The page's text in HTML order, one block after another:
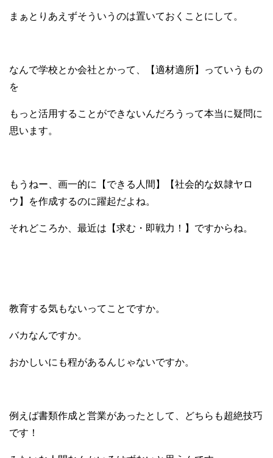
まぁとりあえずそういうのは置いておくことにして。
なんで学校とか会社とかって、
【適材適所】っていうもの
を
もっと活用することができないんだろう って本当に疑問に
思います。
もうねー、画一的に【できる人間】
【社会的な奴隷ヤロ
ウ】を作成するのに躍起だよね。
それどころか、最近は【求む・即戦力！】ですからね。
教育する気もないってことですか。
バカなんですか。
おかしいにも程があるんじゃないですか。
例えば書類作成と営業があったとして、
どちらも超絶技巧
です！